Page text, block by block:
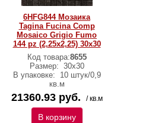
6HFG844 Мозаика
Tagina Fucina Comp
Mosaico Grigio Fumo
144 pz (2,25x2,25) 30x30
Код товара:8655
Размер: 30x30
В упаковке:
10 штук/0,9
кв.м
21360.93 руб. / кв.м
В корзину